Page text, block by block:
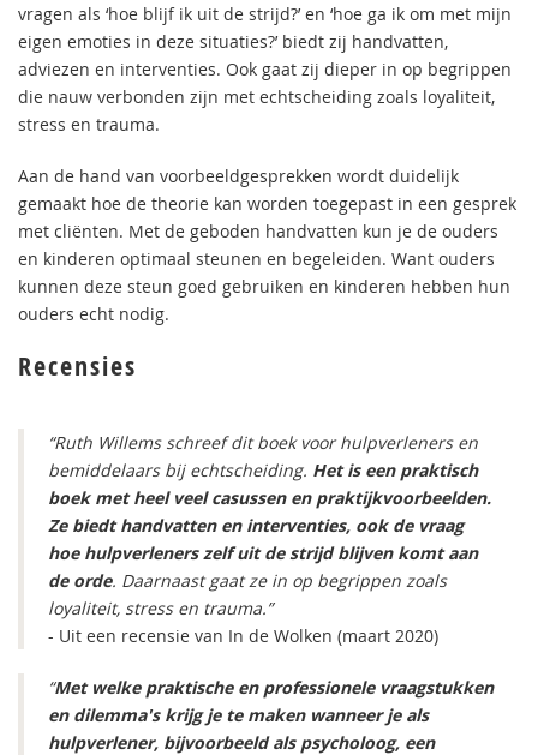
vragen als ‘hoe blijf ik uit de strijd?’ en ‘hoe ga ik om met mijn
eigen emoties in deze situaties?’ biedt zij handvatten,
adviezen en interventies. Ook gaat zij dieper in op begrippen
die nauw verbonden zijn met echtscheiding zoals loyaliteit,
stress en trauma.
Aan de hand van voorbeeldgesprekken wordt duidelijk
gemaakt hoe de theorie kan worden toegepast in een gesprek
met cliënten. Met de geboden handvatten kun je de ouders
en kinderen optimaal steunen en begeleiden. Want ouders
kunnen deze steun goed gebruiken en kinderen hebben hun
ouders echt nodig.
Recensies
“Ruth Willems schreef dit boek voor hulpverleners en
bemiddelaars bij echtscheiding. Het is een praktisch
boek met heel veel casussen en praktijkvoorbeelden.
Ze biedt handvatten en interventies, ook de vraag
hoe hulpverleners zelf uit de strijd blijven komt aan
de orde. Daarnaast gaat ze in op begrippen zoals
loyaliteit, stress en trauma.”
- Uit een recensie van In de Wolken (maart 2020)
“Met welke praktische en professionele vraagstukken
en dilemma's krijg je te maken wanneer je als
hulpverlener, bijvoorbeeld als psycholoog, een